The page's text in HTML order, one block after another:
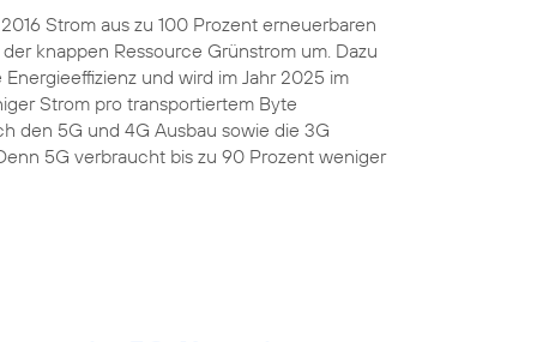
Strom aus zu 100 Prozent erneuerbaren
knappen Ressource Grünstrom um. Dazu
und wird im Jahr 2025 im
Strom pro transportiertem Byte
den 5G und 4G Ausbau sowie die 3G
5G verbraucht bis zu 90 Prozent weniger